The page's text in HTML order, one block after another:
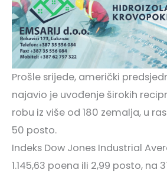
Prošle srijede, američki
najavio je uvođenje širokih
robu iz više od 180 zemalja, u
50 posto.
Indeks Dow Jones Industrial
1.145,63 poena ili 2,99 posto, na